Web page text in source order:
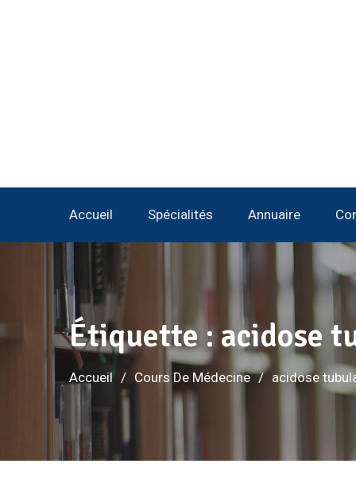
Accueil Spécialités Annuaire
Étiquette :acidose
Accueil Cours De Médecine acidose